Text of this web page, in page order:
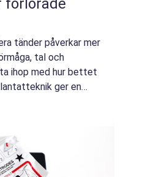
förlorade
tänder påverkar mer
tal och
ihop med hur bettet
ger en